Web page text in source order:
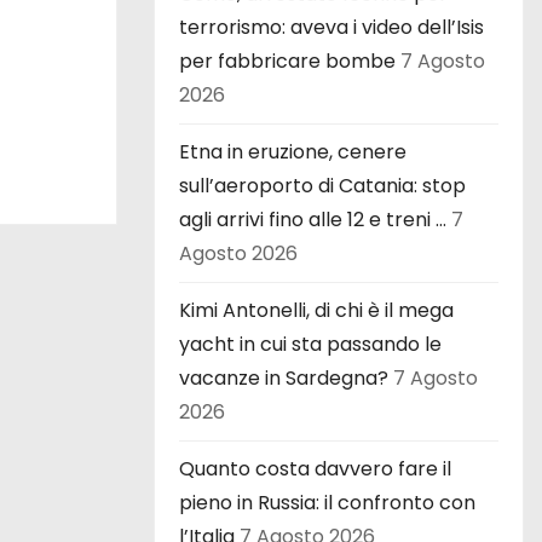
terrorismo: aveva i video dell’Isis
per fabbricare bombe 7 Agosto
2026
Etna in eruzione, cenere
sull’aeroporto di Catania: stop
agli arrivi fino alle 12 e treni … 7
Agosto 2026
Kimi Antonelli, di chi è il mega
yacht in cui sta passando le
vacanze in Sardegna? 7 Agosto
2026
Quanto costa davvero fare il
pieno in Russia: il confronto con